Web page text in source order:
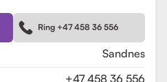
Skolen har
seg på opplæring for
både med manuell og
samt motorsykler (klasse
Ring +47 458 36 556
Sandnes
+47 458 36 556